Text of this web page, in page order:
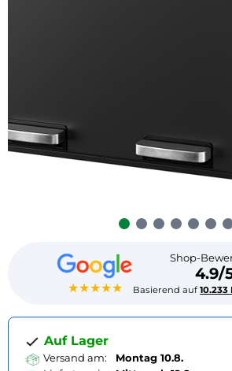
★★★★★
Shop-
4.9/
Basierend auf
Auf Lager
Versand am:
Montag 10.8.